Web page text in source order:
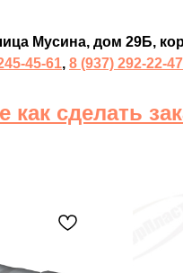
Мусина, дом 29Б,
45-61, 8 (937) 292-22-47
как сделать